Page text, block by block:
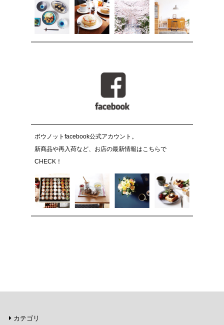
ボウノットfacebook公式アカウント。
新商品や再入荷など、お店の最新情報はこちらで
CHECK！
カテゴリ